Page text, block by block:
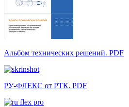
Альбом технических решений. PDF
РУ-ФЛЕКС от РТК. PDF